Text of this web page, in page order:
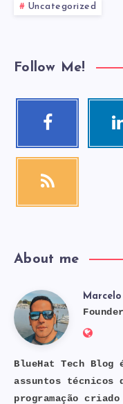
Uncategorized
Follow Me!
Facebook
RSS
About me
Marcelo
Dos
BlueHat Tech Blog
assuntos técnicos
programação